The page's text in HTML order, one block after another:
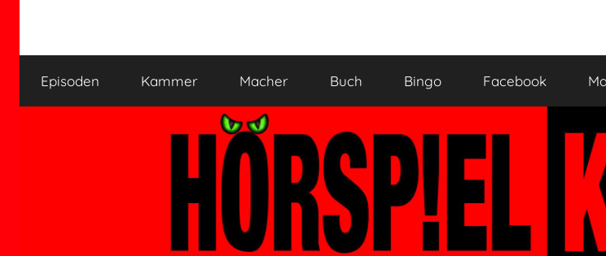
springen
HÖRSPIELKAMMER
verjährt
nicht!
Episoden Kammer Macher Buch Bingo Facebook